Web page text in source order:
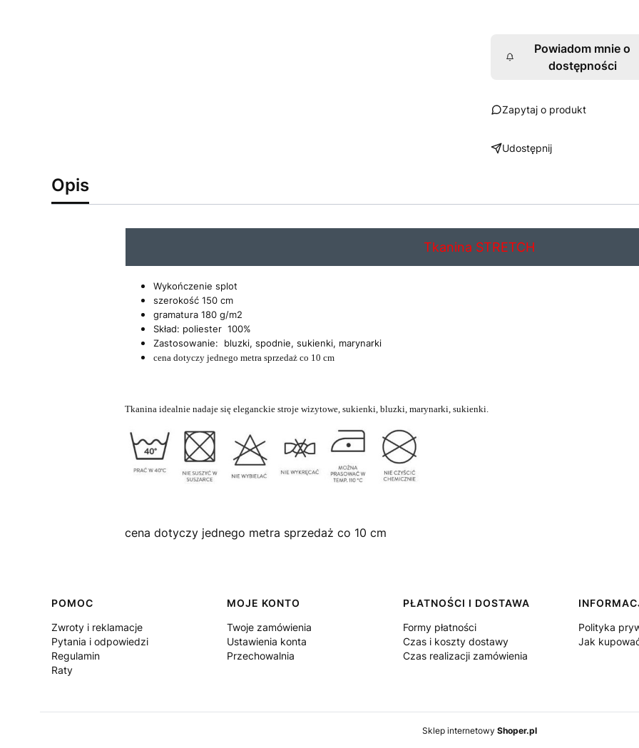
Powiadom mnie o
dostępności
Zapytaj o produkt
Udostępnij
Opis
Tkanina STRETCH
Wykończenie splot
szerokość 150 cm
gramatura 180 g/m2
Skład: poliester 100%
Zastosowanie: bluzki, spodnie, sukienki, marynarki
cena dotyczy jednego metra sprzedaż co 10 cm
Tkanina idealnie nadaje się eleganckie stroje wizytowe, sukienki, bluzki, marynarki, sukienki.
cena dotyczy jednego metra sprzedaż co 10 cm
Linki w stopce
POMOC
Zwroty i reklamacje
Pytania i odpowiedzi
Regulamin
Raty
MOJE KONTO
Twoje zamówienia
Ustawienia konta
Przechowalnia
PŁATNOŚCI I DOSTAWA
Formy płatności
Czas i koszty dostawy
Czas realizacji zamówienia
Polityka
Jak
Sklep internetowy Shoper.pl